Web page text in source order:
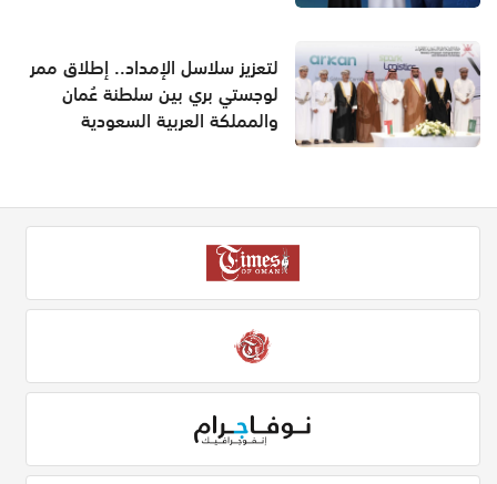
لتعزيز سلاسل الإمداد.. إطلاق ممر
لوجستي بري بين سلطنة عُمان
والمملكة العربية السعودية